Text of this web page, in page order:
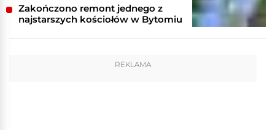
Zakończono remont jednego z
najstarszych kościołów w Bytomiu
REKLAMA